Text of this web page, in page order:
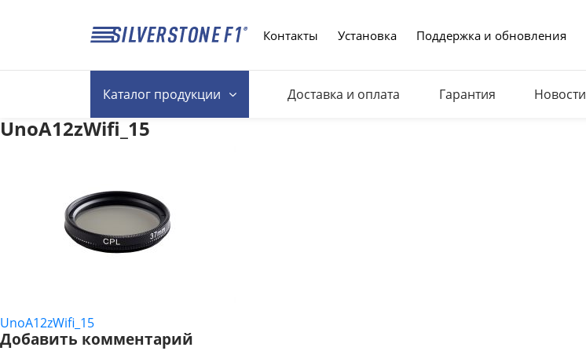
Контакты Установка Поддержка и обновления
Каталогпродукции Доставка и оплата Гарантия Новости
UnoA12zWifi_15
НАВИГАЦИЯ
UnoA12zWifi_15
Добавить комментарий